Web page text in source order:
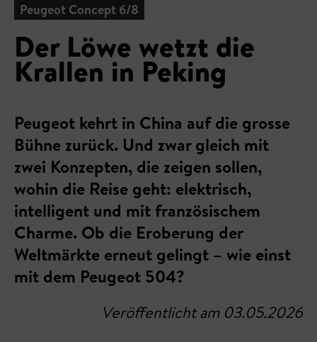
Peugeot Concept 6/8
Der Löwe wetzt die
Krallen in Peking
Peugeot kehrt in China auf die grosse
Bühne zurück. Und zwar gleich mit
zwei Konzepten, die zeigen sollen,
wohin die Reise geht: elektrisch,
intelligent und mit französischem
Charme. Ob die Eroberung der
Weltmärkte erneut gelingt – wie einst
mit dem Peugeot 504?
Veröffentlicht am 03.05.2026